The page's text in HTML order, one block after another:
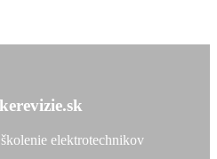
elektrotechnikov